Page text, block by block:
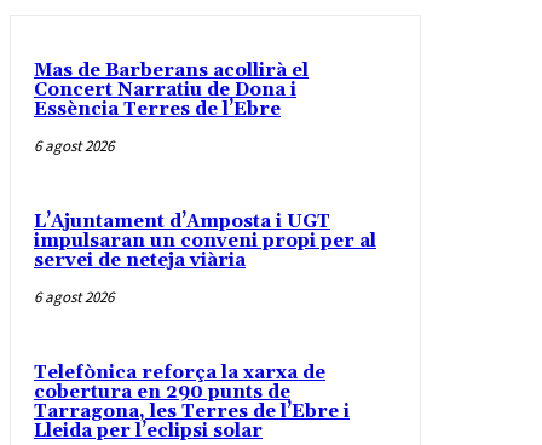
Mas de Barberans acollirà el
Concert Narratiu de Dona i
Essència Terres de l’Ebre
6 agost 2026
L’Ajuntament d’Amposta i UGT
impulsaran un conveni propi per al
servei de neteja viària
6 agost 2026
Telefònica reforça la xarxa de
cobertura en 290 punts de
Tarragona, les Terres de l’Ebre i
Lleida per l’eclipsi solar